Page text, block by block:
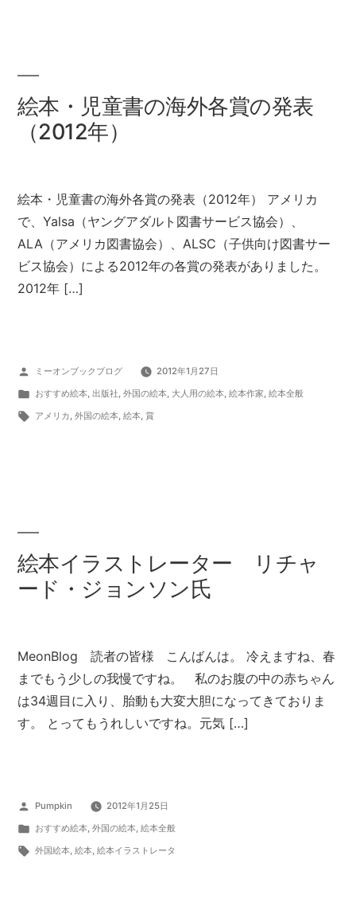
絵本・児童書の海外各賞の発表
（2012年）
絵本・児童書の海外各賞の発表（2012年） アメリカ
で、Yalsa（ヤングアダルト図書サービス協会）、
ALA（アメリカ図書協会）、ALSC（子供向け図書サー
ビス協会）による2012年の各賞の発表がありました。
2012年 […]
投
稿
者:
ミーオンブックブログ
2012年1月27日
カ
テ
おすすめ絵本, 出版社 外国の絵本, 大人用の絵本, 絵本作家 絵本全般
タ
アメリカ 外国の絵本, 絵本, 賞
絵本イラストレーター リチャ
ード・ジョンソン氏
MeonBlog 読者の皆様 こんばんは。 冷えますね、春
までもう少しの我慢ですね。 私のお腹の中の赤ちゃん
は34週目に入り、胎動も大変大胆になってきておりま
す。 とってもうれしいですね。元気 […]
投
稿
者:
Pumpkin
2012年1月25日
カ
テ
おすすめ絵本, 外国の絵本, 絵本全般
タ
外国絵本, 絵本, 絵本イラストレータ